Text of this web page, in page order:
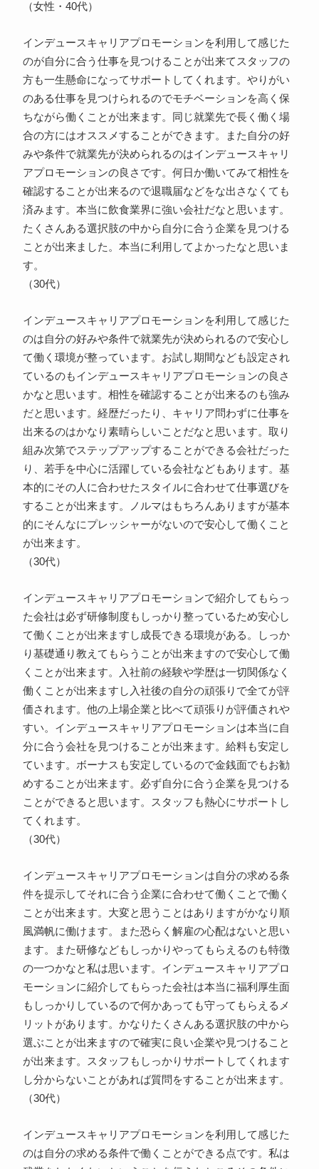
（女性・40代）
インデュースキャリアプロモーションを利用して感じた
のが自分に合う仕事を見つけることが出来てスタッフの
方も一生懸命になってサポートしてくれます。やりがい
のある仕事を見つけられるのでモチベーションを高く保
ちながら働くことが出来ます。同じ就業先で長く働く場
合の方にはオススメすることができます。また自分の好
みや条件で就業先が決められるのはインデュースキャリ
アプロモーションの良さです。何日か働いてみて相性を
確認することが出来るので退職届などをな出さなくても
済みます。本当に飲食業界に強い会社だなと思います。
たくさんある選択肢の中から自分に合う企業を見つける
ことが出来ました。本当に利用してよかったなと思いま
す。
（30代）
インデュースキャリアプロモーションを利用して感じた
のは自分の好みや条件で就業先が決められるので安心し
て働く環境が整っています。お試し期間なども設定され
ているのもインデュースキャリアプロモーションの良さ
かなと思います。相性を確認することが出来るのも強み
だと思います。経歴だったり、キャリア問わずに仕事を
出来るのはかなり素晴らしいことだなと思います。取り
組み次第でステップアップすることができる会社だった
り、若手を中心に活躍している会社などもあります。基
本的にその人に合わせたスタイルに合わせて仕事選びを
することが出来ます。ノルマはもちろんありますが基本
的にそんなにプレッシャーがないので安心して働くこと
が出来ます。
（30代）
インデュースキャリアプロモーションで紹介してもらっ
た会社は必ず研修制度もしっかり整っているため安心し
て働くことが出来ますし成長できる環境がある。しっか
り基礎通り教えてもらうことが出来ますので安心して働
くことが出来ます。入社前の経験や学歴は一切関係なく
働くことが出来ますし入社後の自分の頑張りで全てが評
価されます。他の上場企業と比べて頑張りが評価されや
すい。インデュースキャリアプロモーションは本当に自
分に合う会社を見つけることが出来ます。給料も安定し
ています。ボーナスも安定しているので金銭面でもお勧
めすることが出来ます。必ず自分に合う企業を見つける
ことができると思います。スタッフも熱心にサポートし
てくれます。
（30代）
インデュースキャリアプロモーションは自分の求める条
件を提示してそれに合う企業に合わせて働くことで働く
ことが出来ます。大変と思うことはありますがかなり順
風満帆に働けます。また恐らく解雇の心配はないと思い
ます。また研修などもしっかりやってもらえるのも特徴
の一つかなと私は思います。インデュースキャリアプロ
モーションに紹介してもらった会社は本当に福利厚生面
もしっかりしているので何かあっても守ってもらえるメ
リットがあります。かなりたくさんある選択肢の中から
選ぶことが出来ますので確実に良い企業や見つけること
が出来ます。スタッフもしっかりサポートしてくれます
し分からないことがあれば質問をすることが出来ます。
（30代）
インデュースキャリアプロモーションを利用して感じた
のは自分の求める条件で働くことができる点です。私は